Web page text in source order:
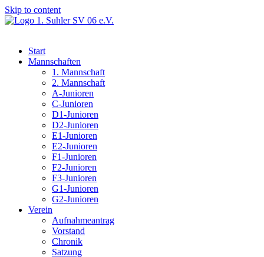
Skip to content
Start
Mannschaften
1. Mannschaft
2. Mannschaft
A-Junioren
C-Junioren
D1-Junioren
D2-Junioren
E1-Junioren
E2-Junioren
F1-Junioren
F2-Junioren
F3-Junioren
G1-Junioren
G2-Junioren
Verein
Aufnahmeantrag
Vorstand
Chronik
Satzung